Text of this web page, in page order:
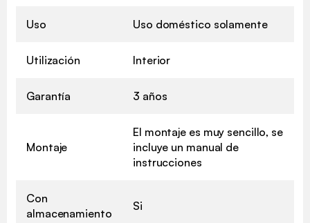
Uso Uso doméstico solamente
Utilización Interior
Garantía 3 años
Montaje
El montaje es muy sencillo, se
incluye un manual de
instrucciones
Con
almacenamiento
Si